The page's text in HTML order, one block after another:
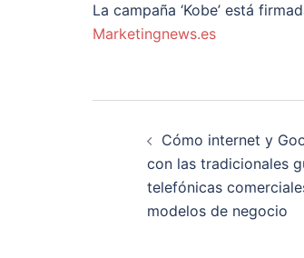
La campaña ‘Kobe’ está
Marketingnews.es
entradas
Cómo internet y
con las tradicionales
telefónicas
modelos de negocio